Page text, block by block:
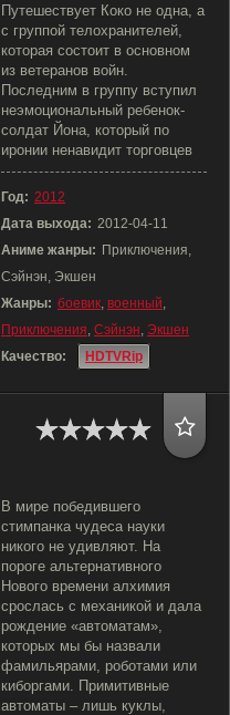
Путешествует Коко не одна, а
с группой телохранителей,
которая состоит в основном
из ветеранов войн.
Последним в группу вступил
неэмоциональный ребенок-
солдат Йона, который по
иронии ненавидит торговцев
Год: 2012
Дата выхода: 2012-04-11
Аниме жанры: Приключения,
Сэйнэн, Экшен
Жанры: боевик, военный,
Приключения, Сэйнэн, Экшен
Качество:
HDTVRip
В мире победившего
стимпанка чудеса науки
никого не удивляют. На
пороге альтернативного
Нового времени алхимия
срослась с механикой и дала
рождение «автоматам»,
которых мы бы назвали
фамильярами, роботами или
киборгами. Примитивные
автоматы – лишь куклы,